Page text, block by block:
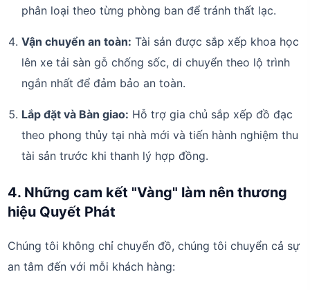
phân loại theo từng phòng ban để tránh thất lạc.
Vận chuyển an toàn: Tài sản được sắp xếp khoa học
lên xe tải sàn gỗ chống sốc, di chuyển theo lộ trình
ngắn nhất để đảm bảo an toàn.
Lắp đặt và Bàn giao: Hỗ trợ gia chủ sắp xếp đồ đạc
theo phong thủy tại nhà mới và tiến hành nghiệm thu
tài sản trước khi thanh lý hợp đồng.
4. Những cam kết "Vàng" làm nên thương
hiệu Quyết Phát
Chúng tôi không chỉ chuyển đồ, chúng tôi chuyển cả sự
an tâm đến với mỗi khách hàng: